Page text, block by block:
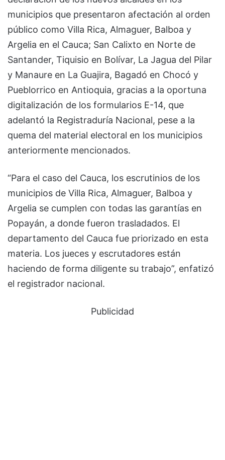
municipios que presentaron afectación al orden
público como Villa Rica, Almaguer, Balboa y
Argelia en el Cauca; San Calixto en Norte de
Santander, Tiquisio en Bolívar, La Jagua del Pilar
y Manaure en La Guajira, Bagadó en Chocó y
Pueblorrico en Antioquia, gracias a la oportuna
digitalización de los formularios E-14, que
adelantó la Registraduría Nacional, pese a la
quema del material electoral en los municipios
anteriormente mencionados.
“Para el caso del Cauca, los escrutinios de los
municipios de Villa Rica, Almaguer, Balboa y
Argelia se cumplen con todas las garantías en
Popayán, a donde fueron trasladados. El
departamento del Cauca fue priorizado en esta
materia. Los jueces y escrutadores están
haciendo de forma diligente su trabajo”, enfatizó
el registrador nacional.
Publicidad